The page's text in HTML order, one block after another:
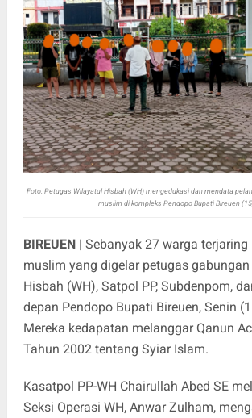
Foto: Petugas Wilayatul Hisbah (WH) mengedukasi dan mendata
muslim di kompleks Pendopo Bupati Bireuen
BIREUEN| Sebanyak 27 warga terjaring
muslim yang digelar petugas
Hisbah (WH), Satpol PP, Subdenpom,
depan Pendopo Bupati Bireuen, Senin
Mereka kedapatan melanggar Qanun
Tahun 2002 tentang Syiar Islam.
Kasatpol PP-WH Chairullah Abed SE
Seksi Operasi WH, Anwar Zulham,